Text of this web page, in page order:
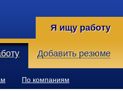
Я ищу работу
Добавить резюме
По компаниям